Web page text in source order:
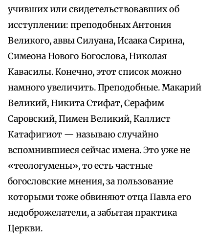
учивших или свидетельствовавших об
исступлении: преподобных Антония
Великого, аввы Силуана, Исаака Сирина,
Симеона Нового Богослова, Николая
Кавасилы. Конечно, этот список можно
намного увеличить. Преподобные. Макарий
Великий, Никита Стифат, Серафим
Саровский, Пимен Великий, Каллист
Катафигиот — называю случайно
вспомнившиеся сейчас имена. Это уже не
«теологумены», то есть частные
богословские мнения, за пользование
которыми тоже обвиняют отца Павла его
недоброжелатели, а забытая практика
Церкви.